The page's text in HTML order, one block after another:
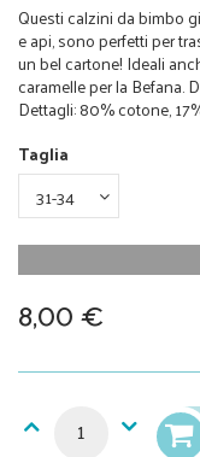
Questi calzini da bimbo
e api, sono perfetti per
un bel cartone! Ideali
caramelle per la Befana.
Dettagli: 80% cotone,
Taglia
8,00 €